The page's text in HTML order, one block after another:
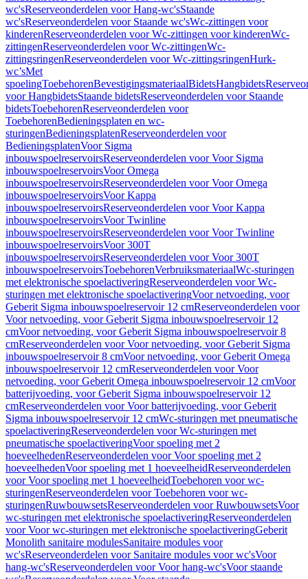
wc'sReserveonderdelen voor Hang-wc'sStaande
wc'sReserveonderdelen voor Staande wc'sWc-zittingen voor
kinderenReserveonderdelen voor Wc-zittingen voor kinderenWc-
zittingenReserveonderdelen voor Wc-zittingenWc-
zittingsringenReserveonderdelen voor Wc-zittingsringenHurk-
wc’sMet
spoelingToebehorenBevestigingsmateriaalBidetsHangbidets
voor HangbidetsStaande bidetsReserveonderdelen voor Staande
bidetsToebehorenReserveonderdelen voor
ToebehorenBedieningsplaten en wc-
sturingenBedieningsplatenReserveonderdelen voor
BedieningsplatenVoor Sigma
inbouwspoelreservoirsReserveonderdelen voor Voor Sigma
inbouwspoelreservoirsVoor Omega
inbouwspoelreservoirsReserveonderdelen voor Voor Omega
inbouwspoelreservoirsVoor Kappa
inbouwspoelreservoirsReserveonderdelen voor Voor Kappa
inbouwspoelreservoirsVoor Twinline
inbouwspoelreservoirsReserveonderdelen voor Voor Twinline
inbouwspoelreservoirsVoor 300T
inbouwspoelreservoirsReserveonderdelen voor Voor 300T
inbouwspoelreservoirsToebehorenVerbruiksmateriaalWc-sturingen
met elektronische spoelactiveringReserveonderdelen voor Wc-
sturingen met elektronische spoelactiveringVoor netvoeding, voor
Geberit Sigma inbouwspoelreservoir 12 cmReserveonderdelen voor
Voor netvoeding, voor Geberit Sigma inbouwspoelreservoir 12
cmVoor netvoeding, voor Geberit Sigma inbouwspoelreservoir 8
cmReserveonderdelen voor Voor netvoeding, voor Geberit Sigma
inbouwspoelreservoir 8 cmVoor netvoeding, voor Geberit Omega
inbouwspoelreservoir 12 cmReserveonderdelen voor Voor
netvoeding, voor Geberit Omega inbouwspoelreservoir 12 cmVoor
batterijvoeding, voor Geberit Sigma inbouwspoelreservoir 12
cmReserveonderdelen voor Voor batterijvoeding, voor Geberit
Sigma inbouwspoelreservoir 12 cmWc-sturingen met pneumatische
spoelactiveringReserveonderdelen voor Wc-sturingen met
pneumatische spoelactiveringVoor spoeling met 2
hoeveelhedenReserveonderdelen voor Voor spoeling met 2
hoeveelhedenVoor spoeling met 1 hoeveelheidReserveonderdelen
voor Voor spoeling met 1 hoeveelheidToebehoren voor wc-
sturingenReserveonderdelen voor Toebehoren voor wc-
sturingenRuwbouwsetsReserveonderdelen voor RuwbouwsetsVoor
wc-sturingen met elektronische spoelactiveringReserveonderdelen
voor Voor wc-sturingen met elektronische spoelactiveringGeberit
Monolith sanitaire modulesSanitaire modules voor
wc'sReserveonderdelen voor Sanitaire modules voor wc'sVoor
hang-wc'sReserveonderdelen voor Voor hang-wc'sVoor staande